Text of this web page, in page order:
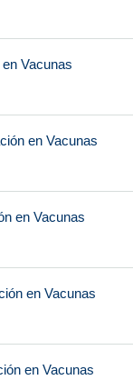
Vacunas
en Vacunas
en Vacunas
en Vacunas
en Vacunas